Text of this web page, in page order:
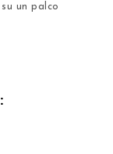
un palco